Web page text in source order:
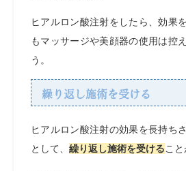
ヒアルロン酸注射をしたら、効果
もマッサージや美顔器の使用は控
う。
繰り返し施術を受ける
ヒアルロン酸注射の効果を長持ち
として、 繰り返し施術を受けること